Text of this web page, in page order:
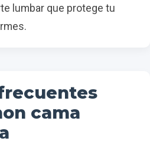
lumbar que protege tu
cama